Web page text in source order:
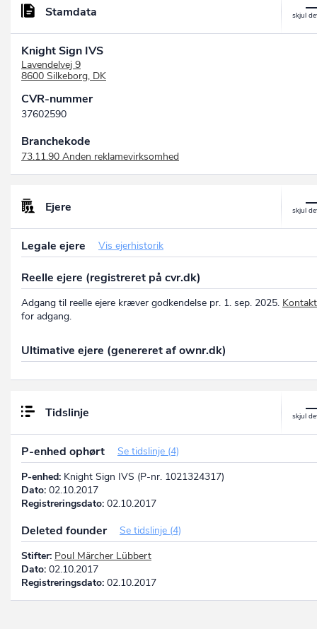
Stamdata
Knight Sign IVS
Lavendelvej 9
8600 Silkeborg, DK
CVR-nummer
37602590
Branchekode
73.11.90 Anden reklamevirksomhed
Ejere
Legale ejere Vis ejerhistorik
Reelle ejere (registreret på cvr.dk)
Adgang til reelle ejere kræver godkendelse pr. 1. sep. 2025.
for adgang.
Ultimative ejere (genereret af ownr.dk)
Tidslinje
P-enhed ophørt
Se tidslinje (4)
P-enhed: Knight Sign IVS (P-nr. 1021324317)
Dato: 02.10.2017
Registreringsdato: 02.10.2017
Deleted founder
Se tidslinje (4)
Stifter: Poul Märcher Lübbert
Dato: 02.10.2017
Registreringsdato: 02.10.2017